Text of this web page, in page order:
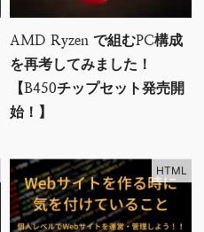
AMD Ryzen で組むPC構成
を再考してみました！
【B450チップセット発売開
始！】
HTML